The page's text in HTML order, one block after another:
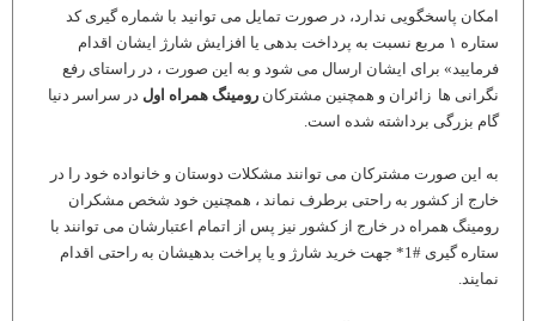
امکان پاسخگویی ندارد، در صورت تمایل می توانید با شماره گیری کد
ستاره ۱ مربع نسبت به پرداخت بدهی یا افزایش شارژ ایشان اقدام
فرمایید» برای ایشان ارسال می شود و به این صورت ، در راستای رفع
نگرانی ها زائران و همچنین مشترکان رومینگ همراه اول در سراسر دنیا
گام بزرگی برداشته شده است.
به این صورت مشترکان می توانند مشکلات دوستان و خانواده خود را در
خارج از کشور به راحتی برطرف نماند ، همچنین خود شخص مشکران
رومینگ همراه در خارج از کشور نیز پس از اتمام اعتبارشان می توانند با
ستاره گیری *1# جهت خرید شارژ و یا پراخت بدهیشان به راحتی اقدام
نمایند.